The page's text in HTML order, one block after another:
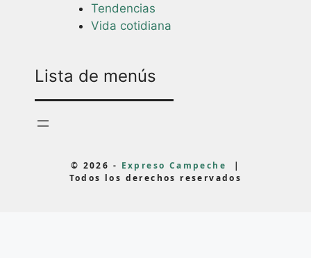
Tendencias
Vida cotidiana
Lista de menús
© 2026 - Expreso Campeche
Todos los derechos reservados